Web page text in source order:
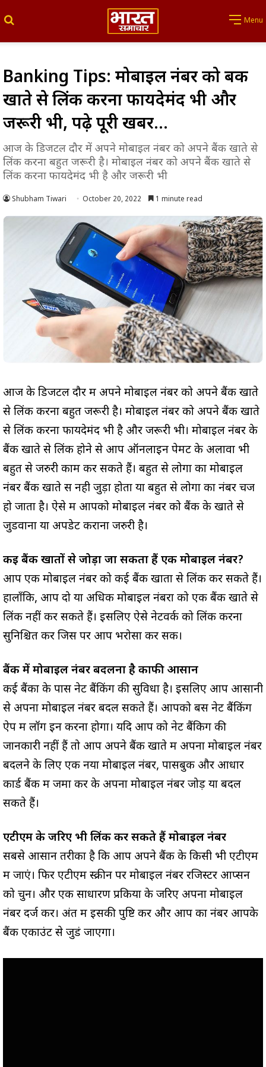
Menu
Banking Tips: मोबाइल नंबर को बैंक
खाते से लिंक करना फायदेमंद भी और
जरूरी भी, पढ़े पूरी खबर…
आज के डिजटल दौर में अपने मोबाइल नंबर को अपने बैंक खाते से
लिंक करना बहुत जरूरी है। मोबाइल नंबर को अपने बैंक खाते से
लिंक करना फायदेमंद भी है और जरूरी भी
Shubham Tiwari October 20, 2022 1 minute read
आज के डिजटल दौर में अपने मोबाइल नंबर को अपने बैंक खाते
से लिंक करना बहुत जरूरी है। मोबाइल नंबर को अपने बैंक खाते
से लिंक करना फायदेमंद भी है और जरूरी भी। मोबाइल नंबर के
बैंक खाते से लिंक होने से आप ऑनलाइन पेमेंट के अलावा भी
बहुत से जरुरी काम कर सकते हैं। बहुत से लोगों का मोबाइल
नंबर बैंक खाते सें नही जुड़ा होता या बहुत से लोगों का नंबर चेंज
हो जाता है। ऐसे में आपको मोबाइल नंबर को बैंक के खाते से
जुडवाना या अपडेट कराना जरुरी है।
कई बैंक खातों से जोड़ा जा सकता हैं एक मोबाइल नंबर?
आप एक मोबाइल नंबर को कई बैंक खातों से लिंक कर सकते हैं।
हालाँकि, आप दो या अधिक मोबाइल नंबरों को एक बैंक खाते से
लिंक नहीं कर सकते हैं। इसलिए ऐसे नेटवर्क को लिंक करना
सुनिश्चित करें जिस पर आप भरोसा कर सकें।
बैंक में मोबाइल नंबर बदलना है काफी आसान
कई बैंकों के पास नेट बैंकिंग की सुविधा है। इसलिए आप आसानी
से अपना मोबाइल नंबर बदल सकते हैं। आपको बस नेट बैंकिंग
ऐप में लॉग इन करना होगा। यदि आप को नेट बैंकिग की
जानकारी नहीं हैं तो आप अपने बैंक खाते में अपना मोबाइल नंबर
बदलने के लिए एक नया मोबाइल नंबर, पासबुक और आधार
कार्ड बैंक में जमा कर के अपना मोबाइल नंबर जोड़ या बदल
सकते हैं।
एटीएम के जरिए भी लिंक कर सकते हैं मोबाइल नंबर
सबसे आसान तरीका है कि आप अपने बैंक के किसी भी एटीएम
में जाएं। फिर एटीएम स्क्रीन पर मोबाइल नंबर रजिस्टर आप्सन
को चुनें। और एक साधारण प्रकिया के जरिए अपना मोबाइल
नंबर दर्ज करें। अंत में इसकी पुष्टि करें और आप का नंबर आपके
बैंक एकाउंट से जुडं जाएगा।